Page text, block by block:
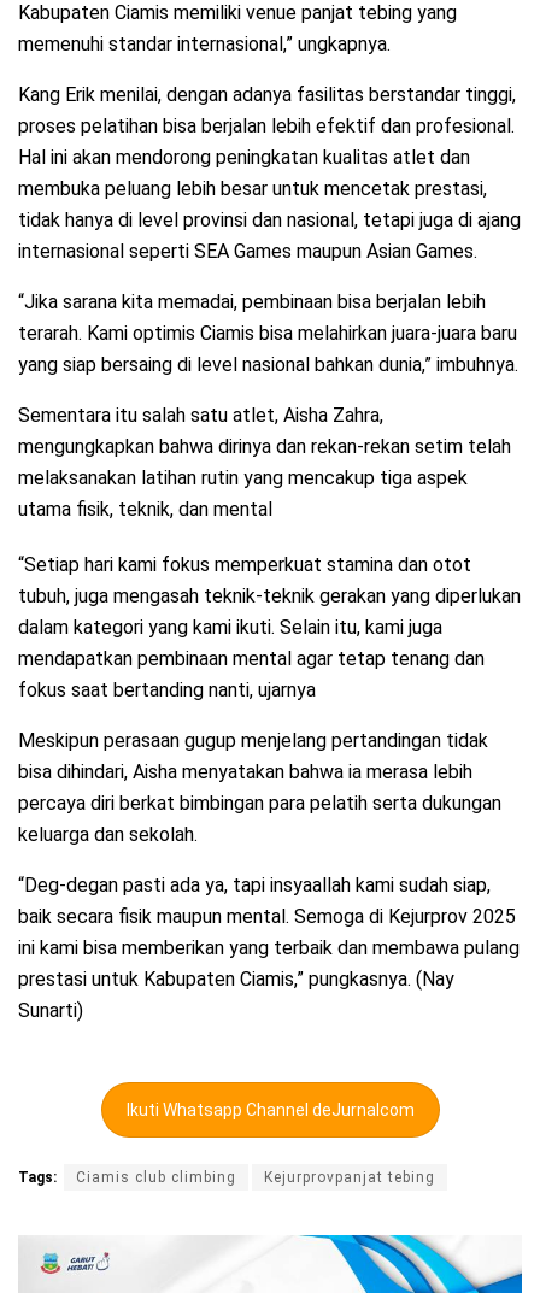
Kabupaten Ciamis memiliki venue panjat tebing yang
memenuhi standar internasional,” ungkapnya.
Kang Erik menilai, dengan adanya fasilitas berstandar tinggi,
proses pelatihan bisa berjalan lebih efektif dan profesional.
Hal ini akan mendorong peningkatan kualitas atlet dan
membuka peluang lebih besar untuk mencetak prestasi,
tidak hanya di level provinsi dan nasional, tetapi juga di ajang
internasional seperti SEA Games maupun Asian Games.
“Jika sarana kita memadai, pembinaan bisa berjalan lebih
terarah. Kami optimis Ciamis bisa melahirkan juara-juara baru
yang siap bersaing di level nasional bahkan dunia,” imbuhnya.
Sementara itu salah satu atlet, Aisha Zahra,
mengungkapkan bahwa dirinya dan rekan-rekan setim telah
melaksanakan latihan rutin yang mencakup tiga aspek
utama fisik, teknik, dan mental
“Setiap hari kami fokus memperkuat stamina dan otot
tubuh, juga mengasah teknik-teknik gerakan yang diperlukan
dalam kategori yang kami ikuti. Selain itu, kami juga
mendapatkan pembinaan mental agar tetap tenang dan
fokus saat bertanding nanti, ujarnya
Meskipun perasaan gugup menjelang pertandingan tidak
bisa dihindari, Aisha menyatakan bahwa ia merasa lebih
percaya diri berkat bimbingan para pelatih serta dukungan
keluarga dan sekolah.
“Deg-degan pasti ada ya, tapi insyaallah kami sudah siap,
baik secara fisik maupun mental. Semoga di Kejurprov 2025
ini kami bisa memberikan yang terbaik dan membawa pulang
prestasi untuk Kabupaten Ciamis,” pungkasnya. (Nay
Sunarti)
Ikuti Whatsapp Channel deJurnalcom
Tags: Ciamis club climbing Kejurprovpanjat tebing